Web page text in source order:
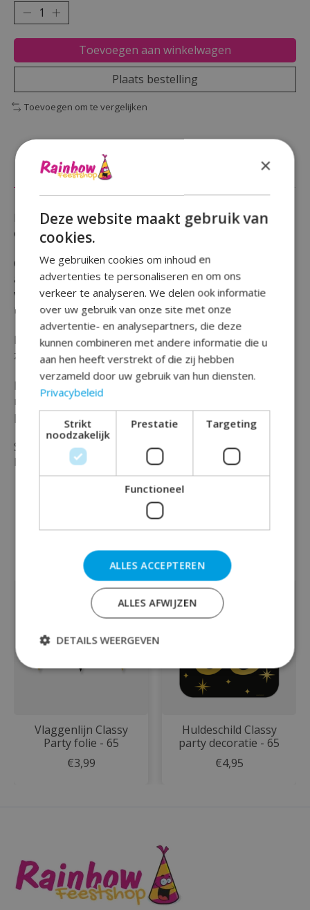
Toevoegen aan winkelwagen
Plaats bestelling
Toevoegen om te vergelijken
Beschrijving Reviews (0)
Natuurlijk wil je het feest graag afmaken tot in detail
en daar helpen deze luxe classy cocktailprikkers bij !
Op deze cocktail prikkers staan de cijfers ''65''
afgebeeld welke je prima kunt gebruiken bij een
verjaardag of feestje waar iemand deze leeftijd en
mijlpaal viert.
De cocktail prikkers zijn zwart en goud van kleur en
zijn verpakt in een set van maar liefst 50 stuks !
Ben je op zoek naar meer tafeldecoratie ? Of wil je
meer feestelijke items uit dezelfde serie als deze
prikkers ? Kijk dan gerust rond op onze website.
Shop vandaag nog je party tafeldecoratie bij Rainbow
Feestshop !
Dit vind je misschien ook leuk
Items van productcarrousel
Vlaggenlijn Classy
Party folie - 65
€3,99
Huldeschild Classy
party decoratie - 65
€4,95
×
Deze website maakt gebruik van
cookies.
We gebruiken cookies om inhoud en
advertenties te personaliseren en om ons
verkeer te analyseren. We delen ook informatie
over uw gebruik van onze site met onze
advertentie- en analysepartners, die deze
kunnen combineren met andere informatie die u
aan hen heeft verstrekt of die zij hebben
verzameld door uw gebruik van hun diensten.
Privacybeleid
Strikt
noodzakelijk
Prestatie Targeting
Functioneel
ALLES ACCEPTEREN
ALLES AFWIJZEN
DETAILS WEERGEVEN